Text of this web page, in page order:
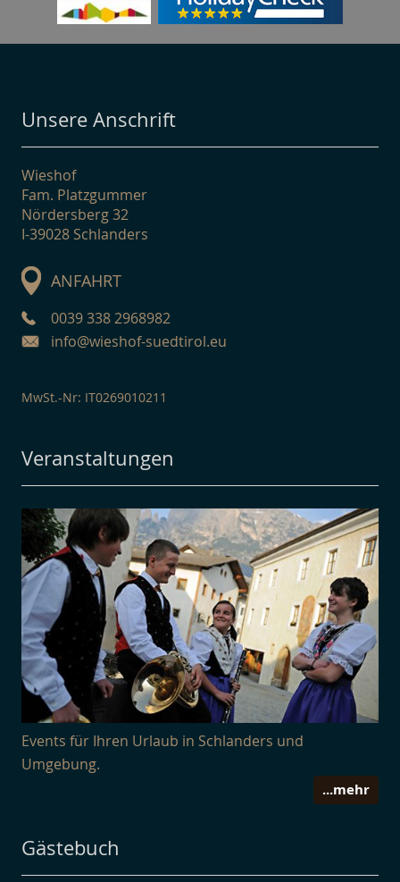
Unsere Anschrift
Wieshof
Fam. Platzgummer
Nördersberg 32
I-39028 Schlanders
ANFAHRT
0039 338 2968982
info@wieshof-suedtirol.eu
MwSt.-Nr: IT0269010211
Veranstaltungen
Events für Ihren Urlaub in Schlanders und
Umgebung.
...mehr
Gästebuch